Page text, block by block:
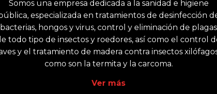
Somos una empresa dedicada a la sanidad e higiene
especializada en tratamientos de desinfección
bacterias, hongos y virus, control y eliminación de plagas
todo tipo de insectos y roedores, así como el control
y el tratamiento de madera contra insectos
como son la termita y la carcoma.
Ver más